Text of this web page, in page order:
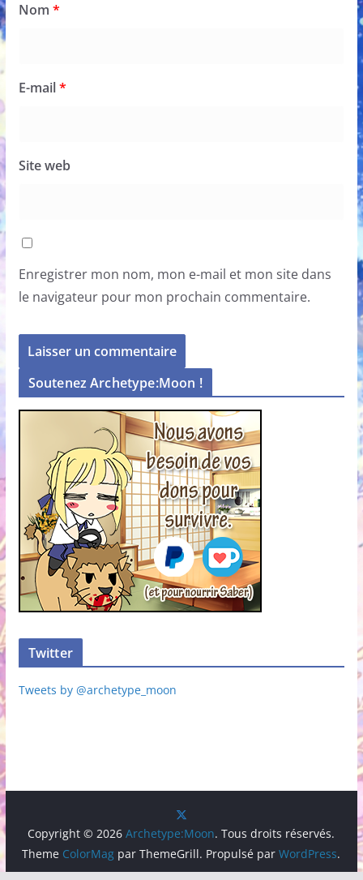
Nom *
E-mail*
Site web
Enregistrer mon nom, mon e-mail et mon site dans
le navigateur pour mon prochain commentaire.
Soutenez Archetype:Moon !
Twitter
Tweets by @archetype_moon
Copyright © 2026Archetype:Moon. Tous droits réservés.
Theme ColorMag par ThemeGrill. Propulsé parWordPress.